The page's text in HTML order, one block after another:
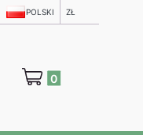
POLSKI ZŁ
Produkty w koszyku: